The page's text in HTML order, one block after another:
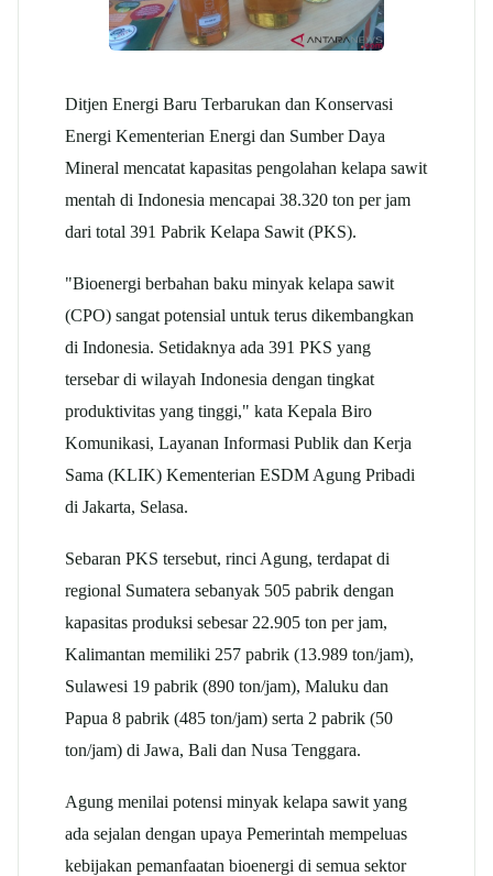
Ditjen Energi Baru Terbarukan dan Konservasi
Energi Kementerian Energi dan Sumber Daya
Mineral mencatat kapasitas pengolahan kelapa sawit
mentah di Indonesia mencapai 38.320 ton per jam
dari total 391 Pabrik Kelapa Sawit (PKS).
"Bioenergi berbahan baku minyak kelapa sawit
(CPO) sangat potensial untuk terus dikembangkan
di Indonesia. Setidaknya ada 391 PKS yang
tersebar di wilayah Indonesia dengan tingkat
produktivitas yang tinggi," kata Kepala Biro
Komunikasi, Layanan Informasi Publik dan Kerja
Sama (KLIK) Kementerian ESDM Agung Pribadi
di Jakarta, Selasa.
Sebaran PKS tersebut, rinci Agung, terdapat di
regional Sumatera sebanyak 505 pabrik dengan
kapasitas produksi sebesar 22.905 ton per jam,
Kalimantan memiliki 257 pabrik (13.989 ton/jam),
Sulawesi 19 pabrik (890 ton/jam), Maluku dan
Papua 8 pabrik (485 ton/jam) serta 2 pabrik (50
ton/jam) di Jawa, Bali dan Nusa Tenggara.
Agung menilai potensi minyak kelapa sawit yang
ada sejalan dengan upaya Pemerintah mempeluas
kebijakan pemanfaatan bioenergi di semua sektor